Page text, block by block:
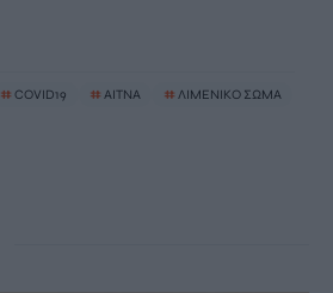
# COVID19 # ΑΙΤΝΑ # ΛΙΜΕΝΙΚΟ ΣΩΜΑ